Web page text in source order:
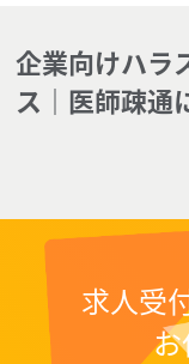
企業向けハラ
ス｜医師疎通
求人受